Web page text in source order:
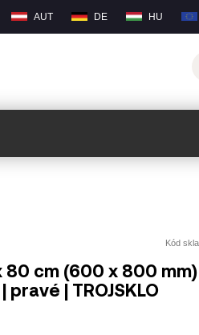
AUT DE HU
Kód
cm (600 x 800
| TROJSKLO